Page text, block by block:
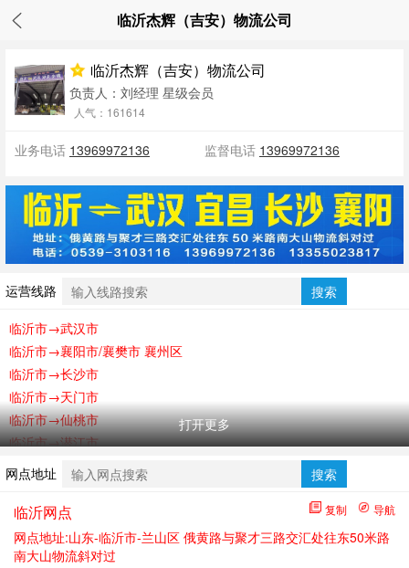
临沂杰辉（吉安）物流公司
临沂杰辉（吉安）物流公司
负责人：刘经理 星级会员
人气：161614
业务电话 13969972136 监督电话 13969972136
运营线路 搜索
临沂市→武汉市
临沂市→襄阳市/襄樊市 襄州区
临沂市→长沙市
临沂市→天门市
临沂市→仙桃市
临沂市→潜江市
临沂市→孝感市
临沂市→十堰市
临沂市→宜昌市
临沂市→鄂州市
打开更多
网点地址 搜索
临沂网点 复制 导航
网点地址:山东-临沂市-兰山区 俄黄路与聚才三路交汇处往东50米路
南大山物流斜对过